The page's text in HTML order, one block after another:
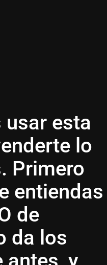
usar esta
lo
Primero
entiendas
de
da los